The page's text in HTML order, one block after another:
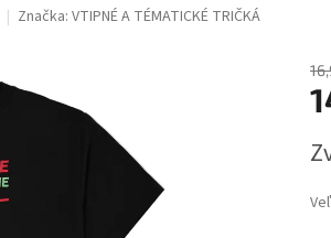
Značka:VTIPNÉ A TÉMATICKÉ TRIČKÁ